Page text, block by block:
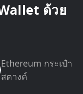
ด้วย
Ethereum กระเป๋า
สตางค์